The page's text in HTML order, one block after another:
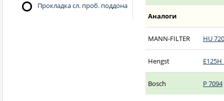
Прокладка сл. проб. поддона
Аналоги
MANN-FILTER HU
Hengst E125H
Bosch P 7094